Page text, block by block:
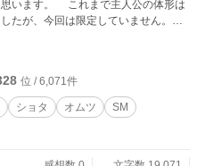
思います。 これまで主人公の体形は
たが、今回は限定していません。読
せします。
位 / 6,071件
ショタ オムツ
SM